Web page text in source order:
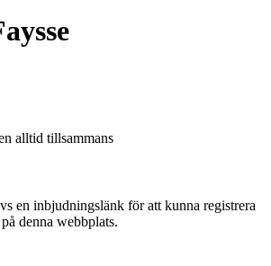
alltid tillsammans
en inbjudningslänk för att kunna registrera
denna webbplats.